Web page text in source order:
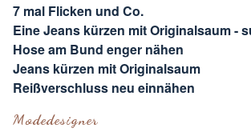
7 mal Flicken und Co.
Eine Jeans kürzen mit Originalsaum -
Hose am Bund enger nähen
Jeans kürzen mit Originalsaum
Reißverschluss neu einnähen
Modedesigner